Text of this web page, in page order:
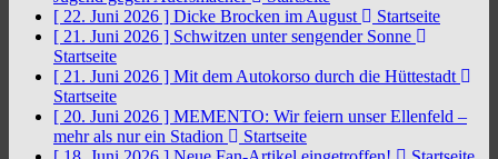
[ 22. Juni 2026 ] Dicke Brocken im August
Startseite
[ 21. Juni 2026 ] Schwitzen unter sengender Sonne
Startseite
[ 21. Juni 2026 ] Mit dem Autokorso durch die Hüttestadt
Startseite
[ 20. Juni 2026 ] MEMENTO: Wir feiern unser Ellenfeld –
mehr als nur ein Stadion
Startseite